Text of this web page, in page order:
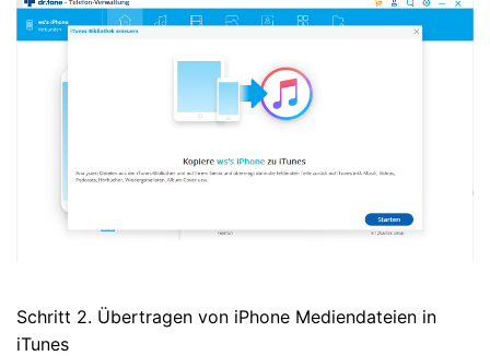
Schritt 2. Übertragen von iPhone Mediendateien in
iTunes